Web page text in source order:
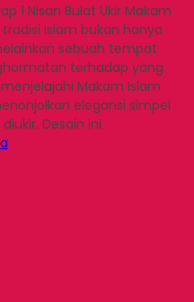
1 Nisan Bulat Ukir Makam
Islam bukan hanya
sebuah tempat
terhadap yang
Makam Islam
elegansi simpel
Desain ini